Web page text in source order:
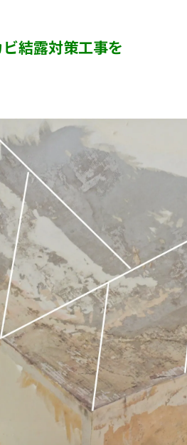
半地下・地下室のカビ
押入れ・収納・クローゼッ
結露対策工事を